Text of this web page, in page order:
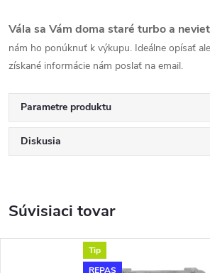
Vála sa Vám doma staré turbo a
nám ho ponúknuť k výkupu. Ideálne opísať
získané informácie nám poslať na email.
Parametre produktu
Diskusia
Súvisiaci tovar
Tip
REPAS